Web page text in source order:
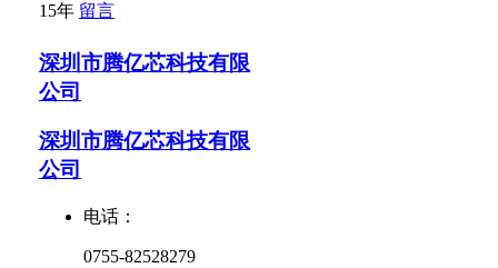
15年 留言
深圳市腾亿芯科技有限
公司
深圳市腾亿芯科技有限
公司
电话：
0755-82528279